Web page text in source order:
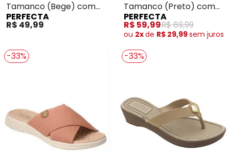
Tamanco (Bege) com
Cabedal Vazado
PERFECTA
R$ 49,99
Tamanco (Preto) com
Palmilha Confort
PERFECTA
R$ 59,99R$ 69,99
ou 2xde R$ 29,99sem juros
-33% -33%